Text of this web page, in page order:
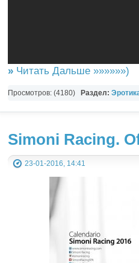
» Читать Дальше »»»»»»)
Просмотров: (4180) Раздел:
Simoni Racing.
23-01-2016, 14:41